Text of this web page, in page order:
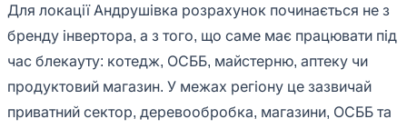
Для локації Андрушівка розрахунок починається не з
бренду інвертора, а з того, що саме має працювати під
час блекауту: котедж, ОСББ, майстерню, аптеку чи
продуктовий магазин. У межах регіону це зазвичай
приватний сектор, деревообробка, магазини, ОСББ та